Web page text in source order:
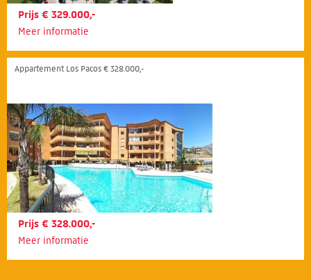
Prijs € 329.000,-
Meer informatie
Appartement Los Pacos € 328.000,-
Prijs € 328.000,-
Meer informatie